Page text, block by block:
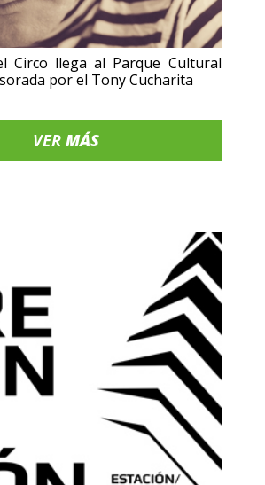
Circo llega al Parque Cultural
por el Tony Cucharita
VERMÁS